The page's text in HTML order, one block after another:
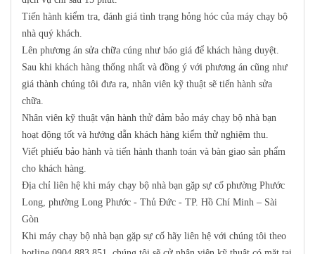
Tiến hành kiểm tra, đánh giá tình trạng hỏng hóc của máy chạy bộ
nhà quý khách.
Lên phương án sửa chữa cúng như báo giá để khách hàng duyệt.
Sau khi khách hàng thống nhất và đồng ý với phương án cũng như
giá thành chúng tôi đưa ra, nhân viên kỹ thuật sẽ tiến hành sửa
chữa.
Nhân viên kỹ thuật vận hành thử đảm bảo máy chạy bộ nhà bạn
hoạt động tốt và hướng dẫn khách hàng kiểm thử nghiệm thu.
Viết phiếu bảo hành và tiến hành thanh toán và bàn giao sản phẩm
cho khách hàng.
Địa chỉ liên hệ khi máy chạy bộ nhà bạn gặp sự cố phường Phước
Long, phường Long Phước - Thủ Đức - TP. Hồ Chí Minh – Sài
Gòn
Khi máy chạy bộ nhà bạn gặp sự cố hãy liên hệ với chúng tôi theo